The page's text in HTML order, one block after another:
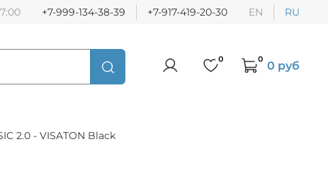
+7-999-134-38-39 +7-917-419-20-30 EN RU
0 0 0 руб
2.0 - VISATON Black